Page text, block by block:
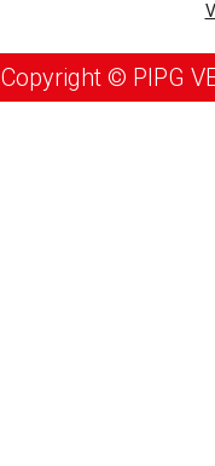
Copyright © PIPG